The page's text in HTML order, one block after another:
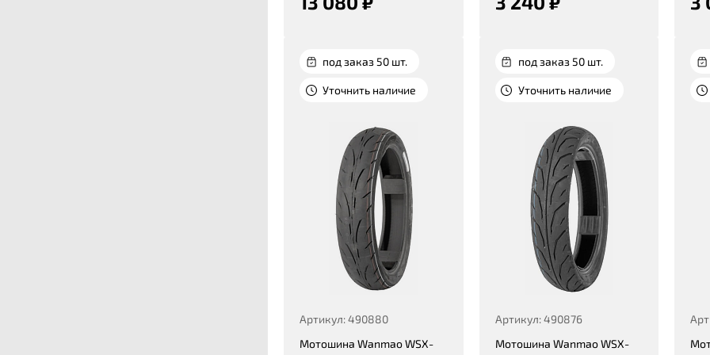
под заказ 50 шт.
Уточнить наличие
Артикул: 490880
Мотошина Wanmao WSX-
под заказ 50 шт.
Уточнить наличие
Артикул: 490876
Мотошина Wanmao WSX-